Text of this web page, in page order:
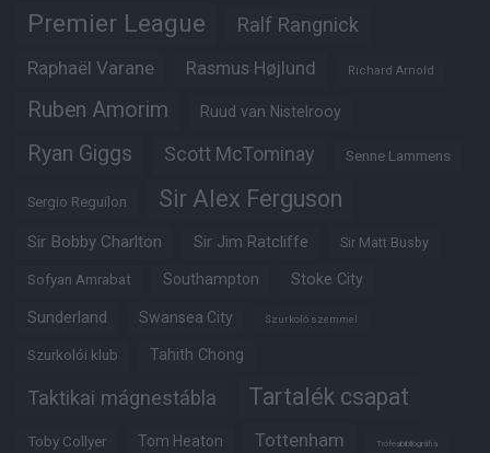
Premier League Ralf Rangnick
Raphaël Varane Rasmus Højlund Richard Arnold
Ruben Amorim Ruud van Nistelrooy
Ryan Giggs Scott McTominay Senne Lammens
Sergio Reguilon Sir Alex Ferguson
Sir Bobby Charlton Sir Jim Ratcliffe Sir Matt Busby
Sofyan Amrabat Southampton Stoke City
Sunderland Swansea City Szurkoló szemmel
Szurkolói klub Tahith Chong
Taktikai mágnestábla Tartalék csapat
Toby Collyer Tom Heaton Tottenham Trófeabibliográfia